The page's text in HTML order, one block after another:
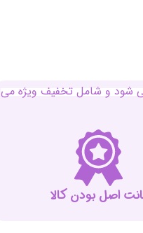
شود و شامل تخفیف ویژه می
اصل بودن کالا